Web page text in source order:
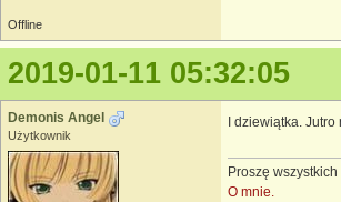
Offline
2019-01-11 05:32:05
Demonis Angel
Użytkownik
I dziewiątka.
Proszę
O mnie.